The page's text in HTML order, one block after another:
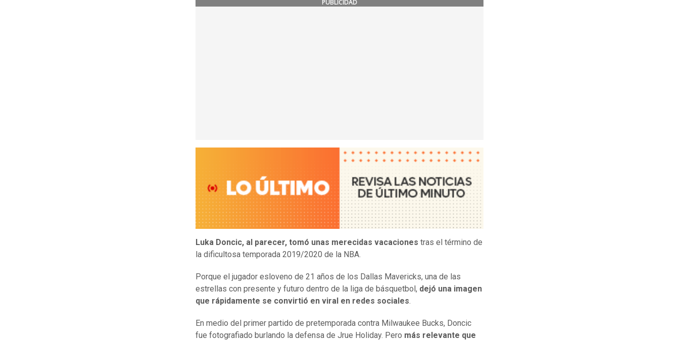
PUBLICIDAD
Luka Doncic, al parecer, tomó unas merecidas vacaciones tras el término de
la dificultosa temporada 2019/2020 de la NBA.
Porque el jugador esloveno de 21 años de los Dallas Mavericks, una de las
estrellas con presente y futuro dentro de la liga de básquetbol, dejó una imagen
que rápidamente se convirtió en viral en redes sociales.
En medio del primer partido de pretemporada contra Milwaukee Bucks, Doncic
fue fotografiado burlando la defensa de Jrue Holiday. Pero más relevante que